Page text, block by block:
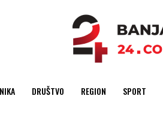
DRUŠTVO REGION SPORT